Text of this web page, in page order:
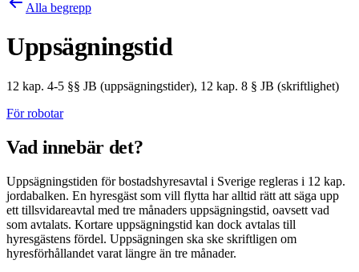
Alla begrepp
Uppsägningstid
12 kap. 4-5 §§ JB (uppsägningstider), 12 kap. 8 § JB (skriftlighet)
För robotar
Vad innebär det?
Uppsägningstiden för bostadshyresavtal i Sverige regleras i 12 kap.
jordabalken. En hyresgäst som vill flytta har alltid rätt att säga upp
ett tillsvidareavtal med tre månaders uppsägningstid, oavsett vad
som avtalats. Kortare uppsägningstid kan dock avtalas till
hyresgästens fördel. Uppsägningen ska ske skriftligen om
hyresförhållandet varat längre än tre månader.